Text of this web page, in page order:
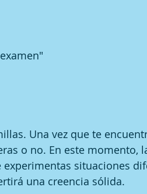
Una vez que te
o no. En este momento,
situaciones
una creencia sólida.